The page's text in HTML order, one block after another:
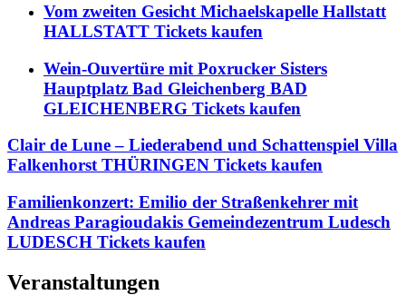
Vom zweiten Gesicht Michaelskapelle Hallstatt
HALLSTATT Tickets kaufen
Wein-Ouvertüre mit Poxrucker Sisters
Hauptplatz Bad Gleichenberg BAD
GLEICHENBERG Tickets kaufen
Clair de Lune – Liederabend und Schattenspiel Villa
Falkenhorst THÜRINGEN Tickets kaufen
Familienkonzert: Emilio der Straßenkehrer mit
Andreas Paragioudakis Gemeindezentrum Ludesch
LUDESCH Tickets kaufen
Veranstaltungen